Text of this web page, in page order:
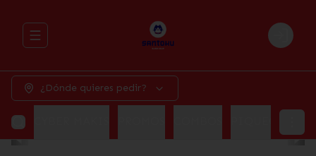
Abrir menu de navegación Login
¿Dónde quieres pedir?